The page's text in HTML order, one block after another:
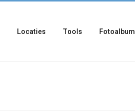
Locaties Tools Fotoalbum